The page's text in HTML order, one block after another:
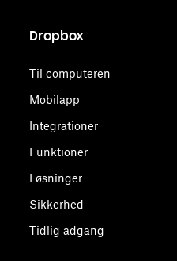
Dropbox
Til computeren
Mobilapp
Integrationer
Funktioner
Løsninger
Sikkerhed
Tidlig adgang